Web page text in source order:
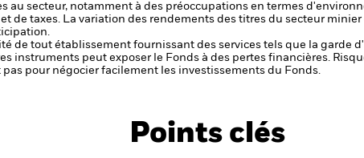
au secteur, notamment à des préoccupations en termes
de taxes. La variation des rendements des titres du secteur
de tout établissement fournissant des services tels que la garde
instruments peut exposer le Fonds à des pertes financières.
pas pour négocier facilement les investissements du Fonds.
Points clés